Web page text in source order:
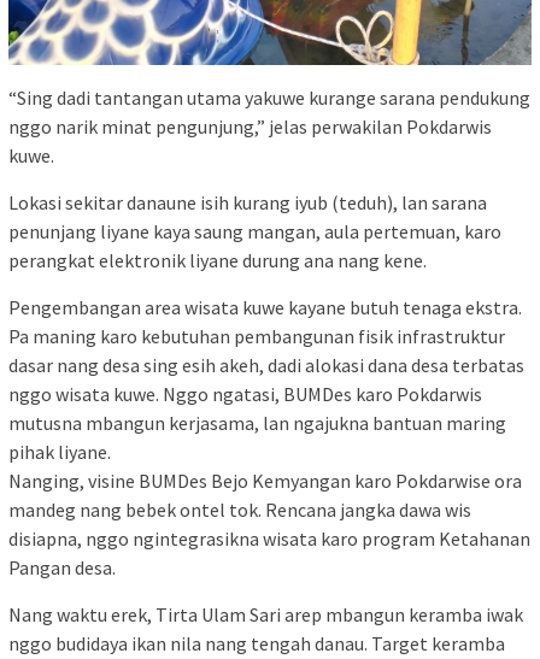
“Sing dadi tantangan utama yakuwe kurange sarana pendukung
nggo narik minat pengunjung,” jelas perwakilan Pokdarwis
kuwe.
Lokasi sekitar danaune isih kurang iyub (teduh), lan sarana
penunjang liyane kaya saung mangan, aula pertemuan, karo
perangkat elektronik liyane durung ana nang kene.
Pengembangan area wisata kuwe kayane butuh tenaga ekstra.
Pa maning karo kebutuhan pembangunan fisik infrastruktur
dasar nang desa sing esih akeh, dadi alokasi dana desa terbatas
nggo wisata kuwe. Nggo ngatasi, BUMDes karo Pokdarwis
mutusna mbangun kerjasama, lan ngajukna bantuan maring
pihak liyane.
Nanging, visine BUMDes Bejo Kemyangan karo Pokdarwise ora
mandeg nang bebek ontel tok. Rencana jangka dawa wis
disiapna, nggo ngintegrasikna wisata karo program Ketahanan
Pangan desa.
Nang waktu erek, Tirta Ulam Sari arep mbangun keramba iwak
nggo budidaya ikan nila nang tengah danau. Target keramba